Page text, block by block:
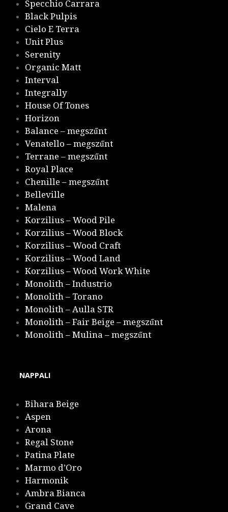
Specchio Carrara
Black Pulpis
Cielo E Terra
Unit Plus
Serenity
Organic Matt
Interval
Integrally
House Of Tones
Horizon
Balance – megszűnt
Venatello – megszűnt
Terrane – megszűnt
Royal Place
Chenille – megszűnt
Belleville
Malena
Korzilius – Wood Pile
Korzilius – Wood Block
Korzilius – Wood Craft
Korzilius – Wood Land
Korzilius – Wood Work White
Monolith – Industrio
Monolith – Torano
Monolith – Aulla STR
Monolith – Fair Beige – megszűnt
Monolith – Mulina – megszűnt
NAPPALI
Bihara Beige
Aspen
Arona
Regal Stone
Patina Plate
Marmo d’Oro
Harmonik
Ambra Bianca
Grand Cave